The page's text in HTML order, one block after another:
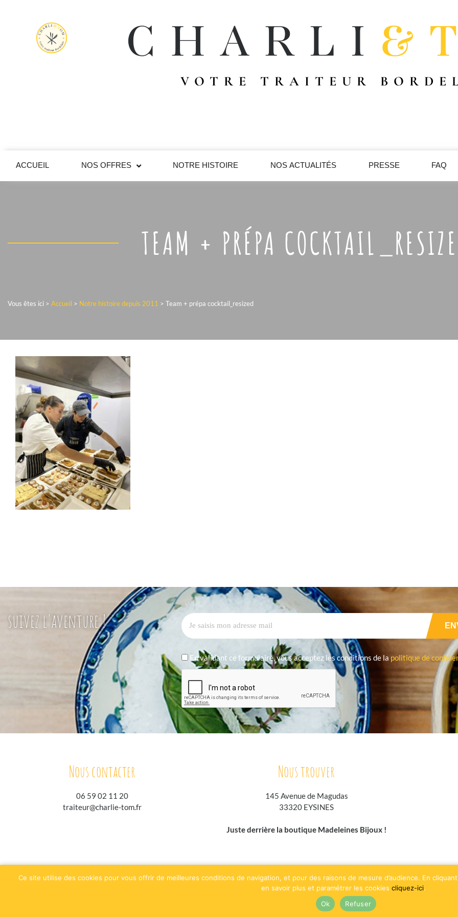
VOTRE TRAITEUR
ACCUEIL NOS OFFRES NOTRE HISTOIRE NOS ACTUALITÉS PRESSE FAQ
TEAM + PRÉPA
Vous êtes ici > Accueil > Notre histoire depuis 2011 > Team + prépa cocktail_resized
suivez l'aventure !
En validant ce formulaire, vous acceptez les conditions de la politique de
Nous contacter
06 59 02 11 20
traiteur@charlie-tom.fr
Nous trouver
145 Avenue de Magudas
33320 EYSINES
Juste derrière la boutique Madeleines Bijoux !
jesuisgastronome.frhoodpspot.frtraiteurs.frannuaire-horaire.frevenementielpourtous.com
Ce site utilise des cookies pour vous offrir de meilleures conditions de navigation, et pour des raisons de mesure d’audience. En
en savoir plus et paramétrer les cookies cliquez-ici.
Ok
Refuser